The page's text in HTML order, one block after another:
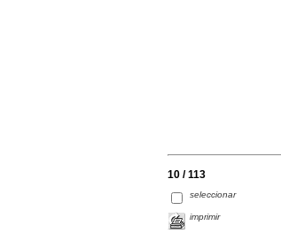
10 / 113
seleccionar
imprimir